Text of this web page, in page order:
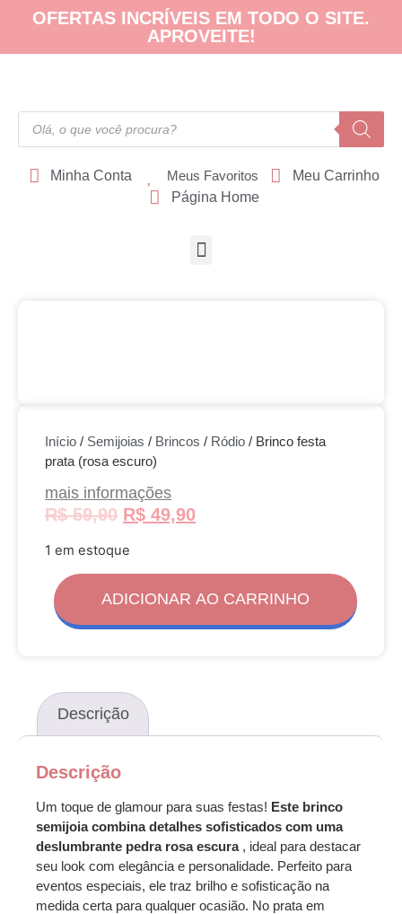
OFERTAS INCRÍVEIS EM TODO O SITE.
APROVEITE!
Minha Conta Meus Favoritos
Meu Carrinho
Página Home
Início / Semijoias / Brincos / Ródio / Brinco festa
prata (rosa escuro)
mais informações
R$59,90 R$ 49,90
1 em estoque
ADICIONAR AO CARRINHO
Descrição
Descrição
Um toque de glamour para suas festas! Este brinco
semijoia combina detalhes sofisticados com uma
deslumbrante pedra rosa escura , ideal para destacar
seu look com elegância e personalidade. Perfeito para
eventos especiais, ele traz brilho e sofisticação na
medida certa para qualquer ocasião. No prata em